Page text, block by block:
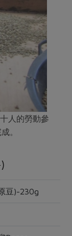
人的勞動參
。
豆)-230g